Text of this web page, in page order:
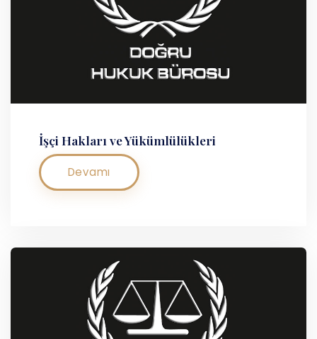
İşçi Hakları ve Yükümlülükleri
Devamı